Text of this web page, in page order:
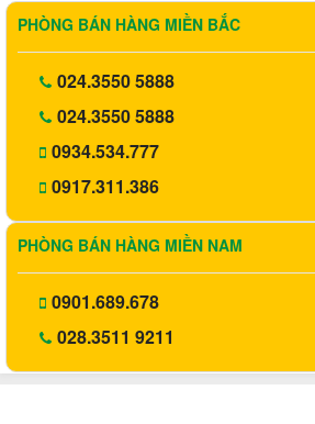
PHÒNG BÁN HÀNG MIỀN BẮC
024.3550 5888
024.3550 5888
0934.534.777
0917.311.386
PHÒNG BÁN HÀNG MIỀN NAM
0901.689.678
028.3511 9211